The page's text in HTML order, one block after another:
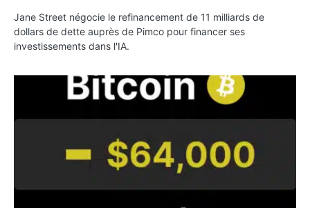
Jane Street négocie le refinancement de 11 milliards de
dollars de dette auprès de Pimco pour financer ses
investissements dans l'IA.
Bitcoin stagne à 64 000 dollars pendant que les